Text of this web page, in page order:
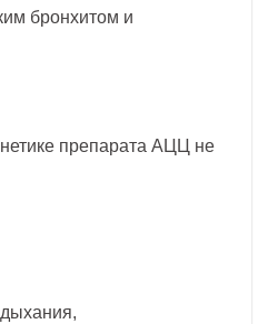
бронхитом и
препарата АЦЦ не